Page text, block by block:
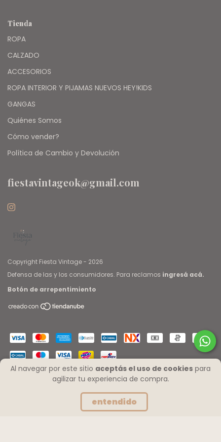
Al navegar por este sitio aceptás el uso de cookies para
agilizar tu experiencia de compra.
entendido
Tienda
ROPA
CALZADO
ACCESORIOS
ROPA INTERIOR Y PIJAMAS NUEVOS HEY!KIDS
GANGAS
Quiénes Somos
Cómo vender?
Política de Cambio y Devolución
fiestavintageok@gmail.com
Copyright Fiesta Vintage - 2026
Defensa de las y los consumidores. Para reclamos ingresá acá.
Botón de arrepentimiento